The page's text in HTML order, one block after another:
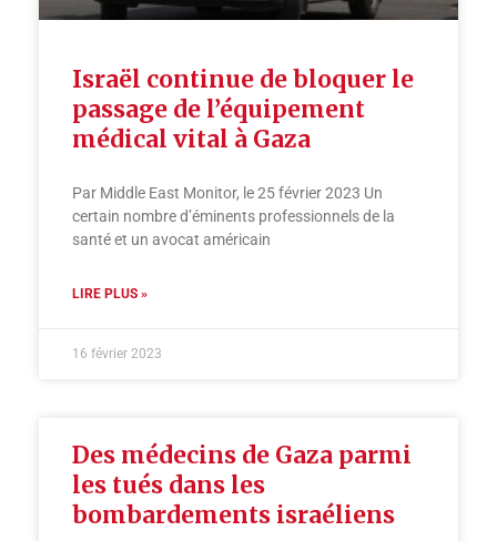
Israël continue de bloquer le
passage de l’équipement
médical vital à Gaza
Par Middle East Monitor, le 25 février 2023 Un
certain nombre d’éminents professionnels de la
santé et un avocat américain
LIRE PLUS »
16 février 2023
Des médecins de Gaza parmi
les tués dans les
bombardements israéliens